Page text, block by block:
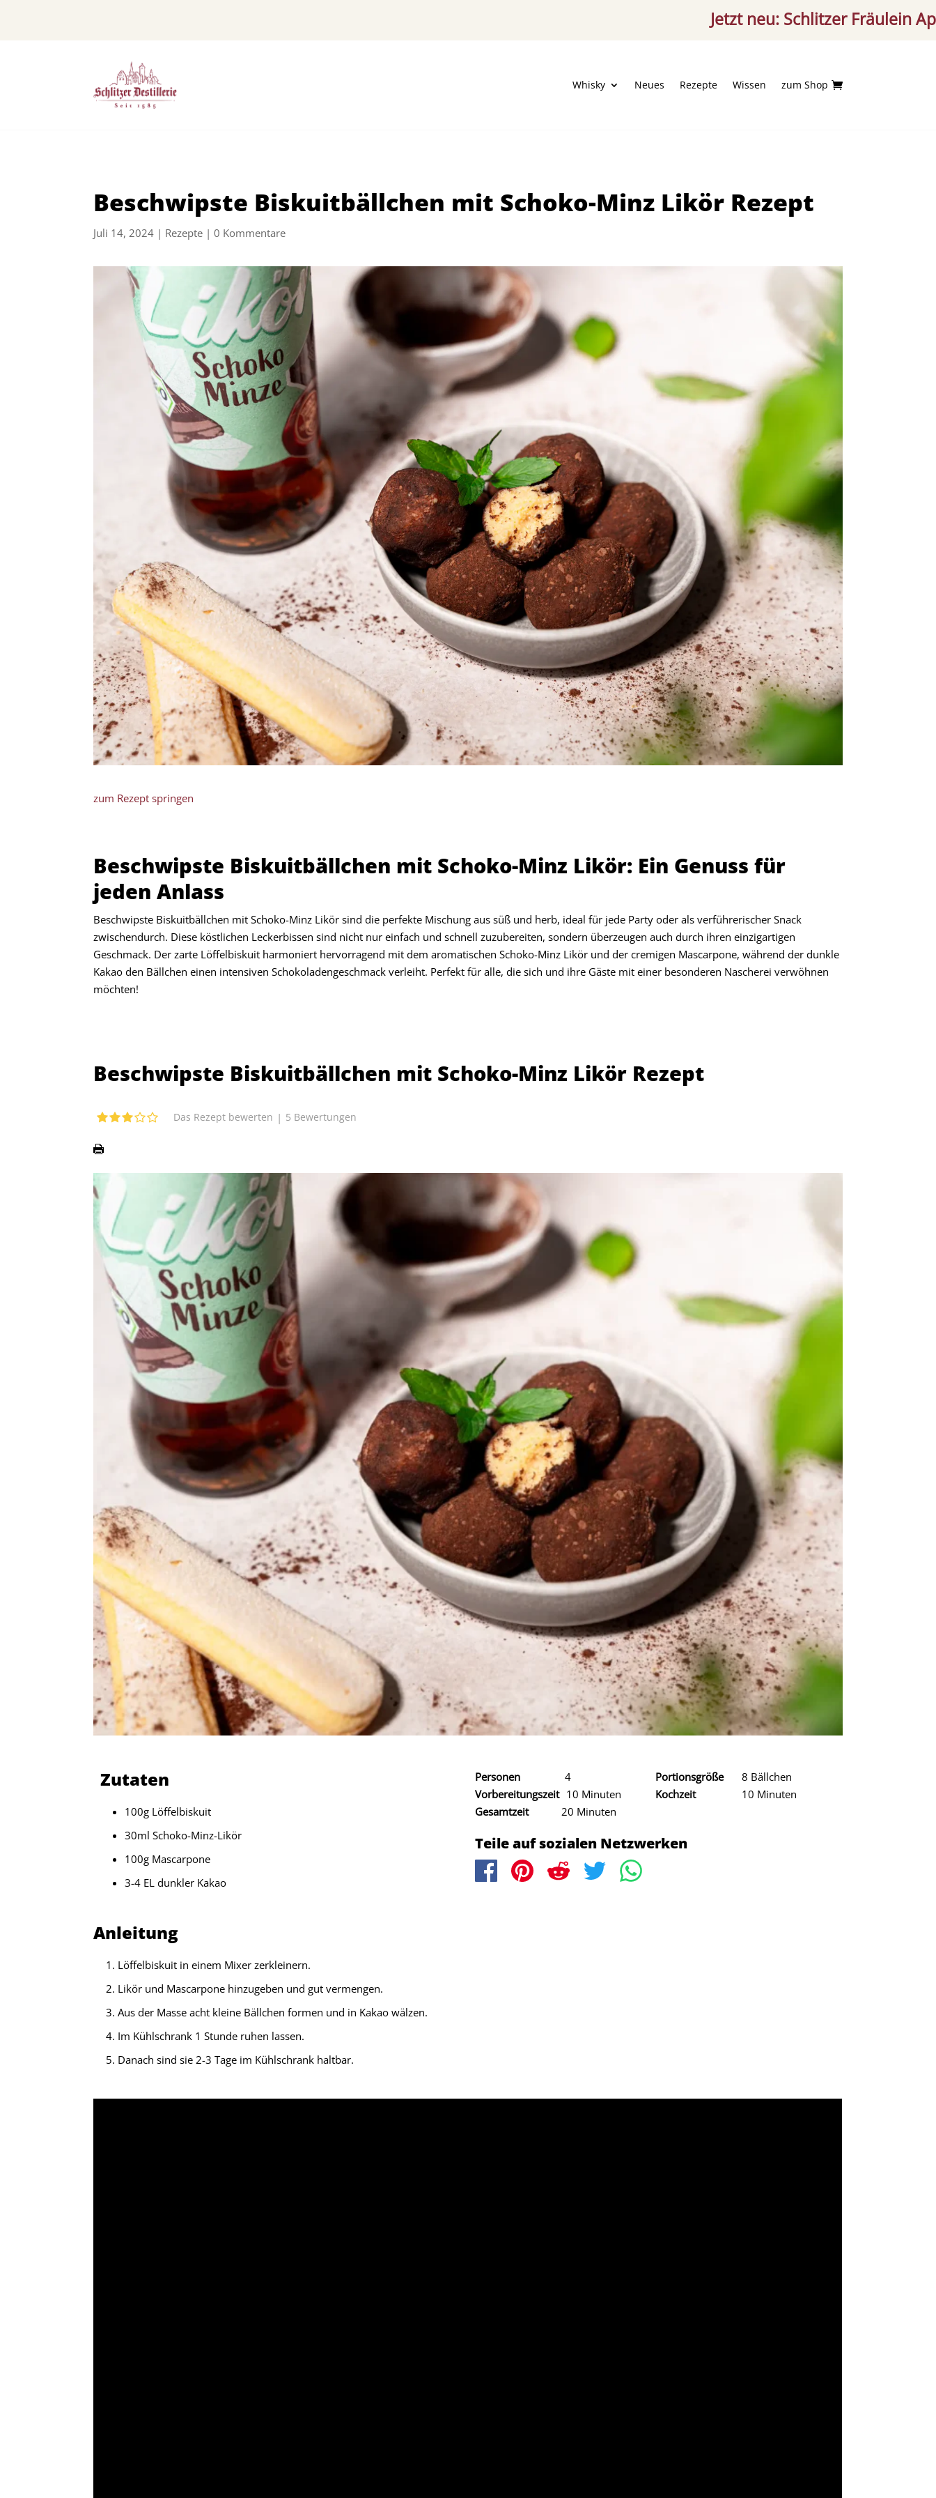
Jetzt neu: Schlitzer Fräulein Aperitif
Whisky Neues Rezepte Wissen zum Shop 
Beschwipste Biskuitbällchen mit Schoko-Minz Likör Rezept
Juli 14, 2024 | Rezepte |0 Kommentare
zum Rezept springen
Beschwipste Biskuitbällchen mit Schoko-Minz Likör: Ein Genuss für
jeden Anlass
Beschwipste Biskuitbällchen mit Schoko-Minz Likör sind die perfekte Mischung aus süß und herb, ideal für jede Party oder als verführerischer Snack
zwischendurch. Diese köstlichen Leckerbissen sind nicht nur einfach und schnell zuzubereiten, sondern überzeugen auch durch ihren einzigartigen
Geschmack. Der zarte Löffelbiskuit harmoniert hervorragend mit dem aromatischen Schoko-Minz Likör und der cremigen Mascarpone, während der dunkle
Kakao den Bällchen einen intensiven Schokoladengeschmack verleiht. Perfekt für alle, die sich und ihre Gäste mit einer besonderen Nascherei verwöhnen
möchten!
Beschwipste Biskuitbällchen mit Schoko-Minz Likör Rezept
Das Rezept bewerten | 5 Bewertungen
Zutaten
100g Löffelbiskuit
30ml Schoko-Minz-Likör
100g Mascarpone
3-4 EL dunkler Kakao
Personen 4 Portionsgröße
8 Bällchen
Vorbereitungszeit 10 Minuten Kochzeit
10 Minuten
Gesamtzeit
20 Minuten
Teile auf sozialen Netzwerken
Anleitung
Löffelbiskuit in einem Mixer zerkleinern.
Likör und Mascarpone hinzugeben und gut vermengen.
Aus der Masse acht kleine Bällchen formen und in Kakao wälzen.
Im Kühlschrank 1 Stunde ruhen lassen.
Danach sind sie 2-3 Tage im Kühlschrank haltbar.